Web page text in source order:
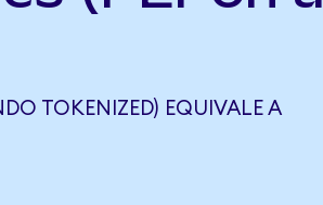
TOKENIZED) EQUIVALE A